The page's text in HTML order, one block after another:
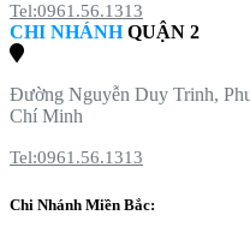
Tel:0961.56.1313
CHI NHÁNHQUẬN 2
Đường Nguyễn Duy Trinh,
Chí Minh
Tel:0961.56.1313
Chi Nhánh Miền Bắc: